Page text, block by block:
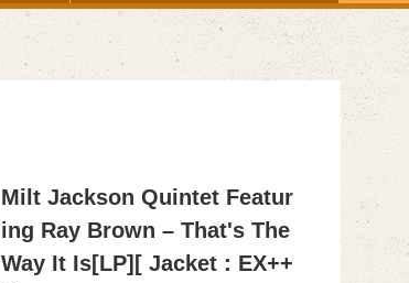
Milt Jackson Quintet Featur
ing Ray Brown ‎– That's The
Way It Is[LP][ Jacket : EX++